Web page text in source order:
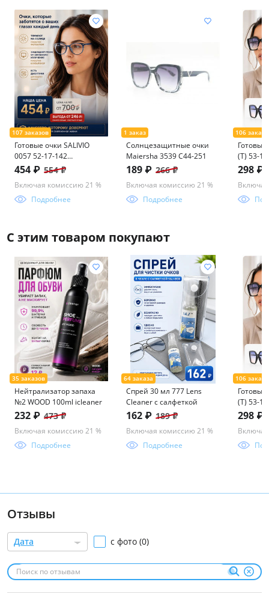
Готовые очки SALIVIO
0057 52-17-142
(фотохром+блюблокер)
454 ₽ 554 ₽
Включая комиссию 21 %
Подробнее
Солнцезащитные очки
Maiersha 3539 С44-251
189 ₽ 266 ₽
Включая комиссию 21 %
Подробнее
Готовые
(Т) 53-
298 ₽
С этим товаром покупают
Нейтрализатор запаха
№2 WOOD 100ml icleaner
232 ₽ 473 ₽
Включая комиссию 21 %
Подробнее
Спрей 30 мл 777 Lens
Cleaner с салфеткой
162 ₽ 189 ₽
Включая комиссию 21 %
Подробнее
Готовые
(Т) 53-
298 ₽
Отзывы
Дата с фото (0)